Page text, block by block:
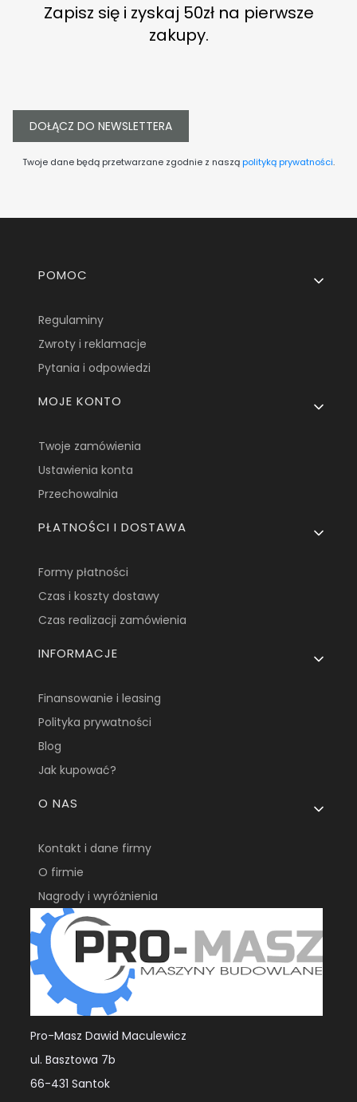
Zapisz się i zyskaj 50zł na pierwsze
zakupy.
DOŁĄCZ DO NEWSLETTERA
Twoje dane będą przetwarzane zgodnie z nasząpolityką prywatności.
Linki w stopce
POMOC
Regulaminy
Zwroty i reklamacje
Pytania i odpowiedzi
MOJE KONTO
Twoje zamówienia
Ustawienia konta
Przechowalnia
PŁATNOŚCI I DOSTAWA
Formy płatności
Czas i koszty dostawy
Czas realizacji zamówienia
INFORMACJE
Finansowanie i leasing
Polityka prywatności
Blog
Jak kupować?
O NAS
Kontakt i dane firmy
O firmie
Nagrody i wyróżnienia
Pro-Masz Dawid Maculewicz
ul. Basztowa 7b
66-431 Santok